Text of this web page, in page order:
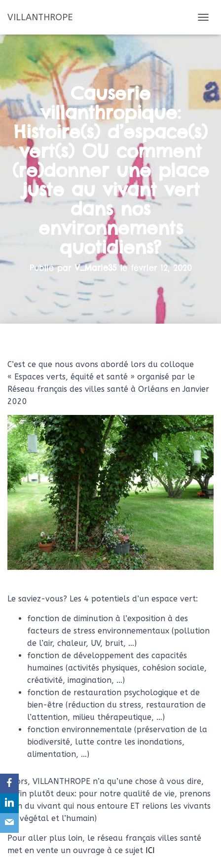
VILLANTHROPE
É
E
L
A
N
V
I
T
I
Causerie
villanthropique:
Histoire(s) d’espace(s)
vert(s) OU comment
(re)donner une place
juste au vivant vert
dans nos
environnements
quotidiens?
Publié par V_Marie35 le février 12, 2020
C’est ce que nous avons abordé lors du colloque
« Espaces verts, équité et santé » organisé par le
Réseau français des villes santé à Orléans en Janvier
2020
Le saviez-vous? Les 4 potentiels d’un espace vert:
fonction de diminution à l’exposition à des
facteurs de stress environnementaux (pollution
de l’air, chaleur, UV, bruit, …)
fonction de développement des capacités
humaines (activités physiques, cohésion sociale,
créativité, imagination, …)
fonction de restauration psychologique et de
bien-être (réduction du stress, restauration de
l’attention, milieu thérapeutique, …)
fonction environnementale (préservation de la
biodiversité, lutte contre les inondations,
alimentation, …)
Alors, VILLANTHROPE n’a qu’une chose à vous dire,
enfin plutôt deux: pour notre qualité de vie, prenons
soin du vivant qui nous entoure ET relions les vivants
(le végétal et l’humain)
Pour aller plus loin, le réseau français villes santé
met en vente un ouvrage à ce sujet ICI